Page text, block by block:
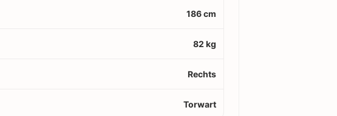
186 cm
82 kg
Rechts
Torwart